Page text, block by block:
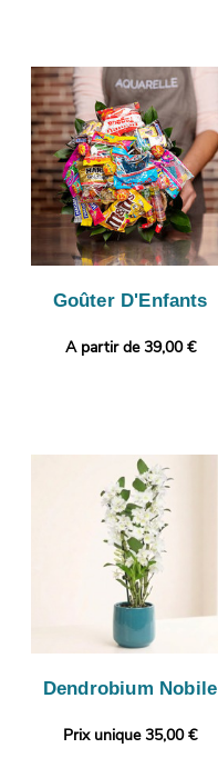
Goûter D'Enfants
A partir de 39,00 €
Dendrobium Nobile
Prix unique 35,00 €